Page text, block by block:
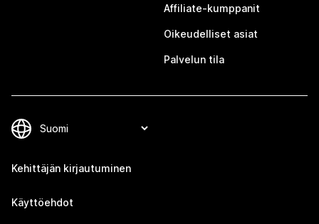
Affiliate-kumppanit
Oikeudelliset asiat
Palvelun tila
Kehittäjän kirjautuminen
Käyttöehdot